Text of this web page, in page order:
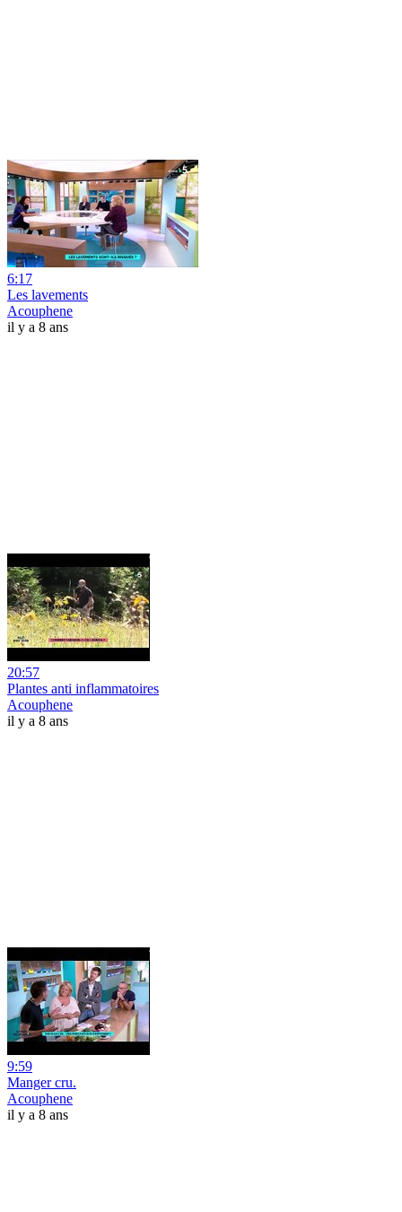
6:17
Les lavements
Acouphene
il y a 8 ans
20:57
Plantes anti inflammatoires
Acouphene
il y a 8 ans
9:59
Manger cru.
Acouphene
il y a 8 ans